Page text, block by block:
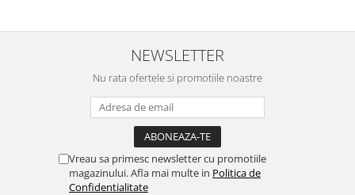
NEWSLETTER
Nu rata ofertele si promotiile noastre
Vreau sa primesc newsletter cu promotiile
magazinului. Afla mai multe in Politica de
Confidentialitate